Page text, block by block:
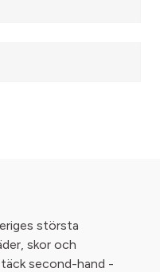
största
skor och
second-hand -